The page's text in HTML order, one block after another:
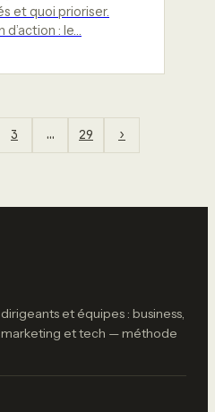
et quoi prioriser.
: le…
3 … 29 ›
et équipes : business,
et tech — méthode